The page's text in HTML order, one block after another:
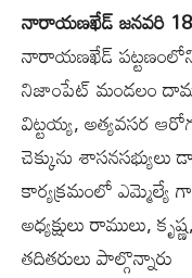
నారాయణఖేడ్ జనవరి 18
నారాయణఖేడ్
నిజాంపేట్ మండలం
విట్టయ్య, అత్యవసర
చెక్కును శాసనసభ్యులు
కార్యక్రమంలో ఎమ్మెల్యే
అధ్యక్షులు రాములు,
తదితరులు పాల్గొన్నారు